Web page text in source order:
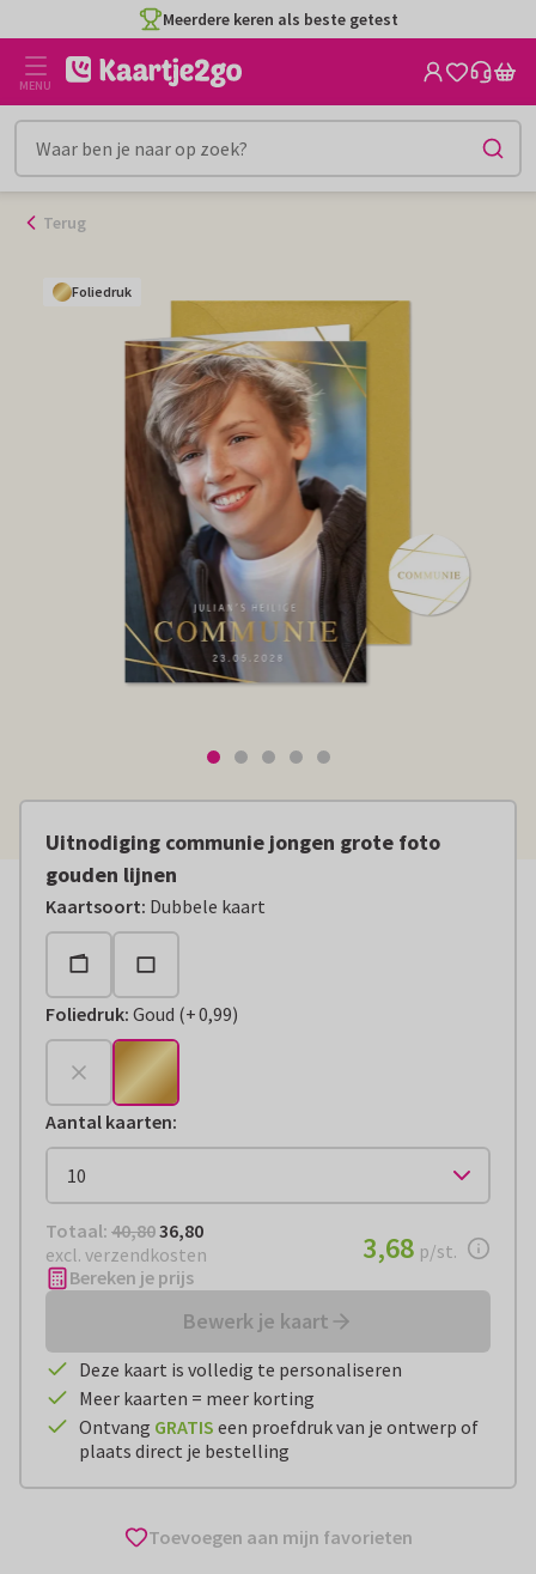
naar
inhoud
Meerdere keren als beste getest
MENU
Terug
Foliedruk
Foliedruk
Foliedruk
Foliedruk
Foliedruk
Uitnodiging communie jongen grote foto
gouden lijnen
Kaartsoort: Dubbele kaart
Foliedruk: Goud (
+€ 0,99
+0,99)
Aantal kaarten:
Totaal: € 36,80
Totaal: 40,8036,80
excl. verzendkosten
€ 3,68per stuk
3,68 p/st.
Bereken je prijs
Bewerk je kaart
Deze kaart is volledig te personaliseren
Meer kaarten = meer korting
Ontvang GRATIS een proefdruk van je ontwerp of
plaats direct je bestelling
Toevoegen aan mijn favorieten